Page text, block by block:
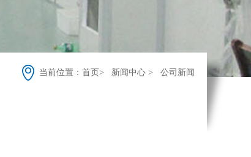
当前位置： 首页> 新闻中心 > 公司新闻